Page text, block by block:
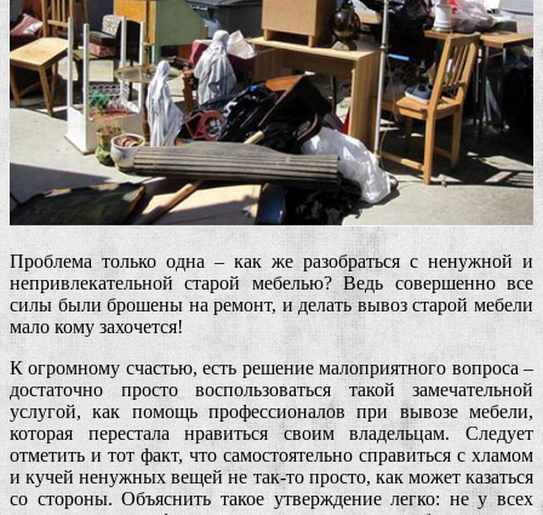
Проблема только одна – как же разобраться с ненужной и
непривлекательной старой мебелью? Ведь совершенно все
силы были брошены на ремонт, и делать вывоз старой мебели
мало кому захочется!
К огромному счастью, есть решение малоприятного вопроса –
достаточно просто воспользоваться такой замечательной
услугой, как помощь профессионалов при вывозе мебели,
которая перестала нравиться своим владельцам. Следует
отметить и тот факт, что самостоятельно справиться с хламом
и кучей ненужных вещей не так-то просто, как может казаться
со стороны. Объяснить такое утверждение легко: не у всех